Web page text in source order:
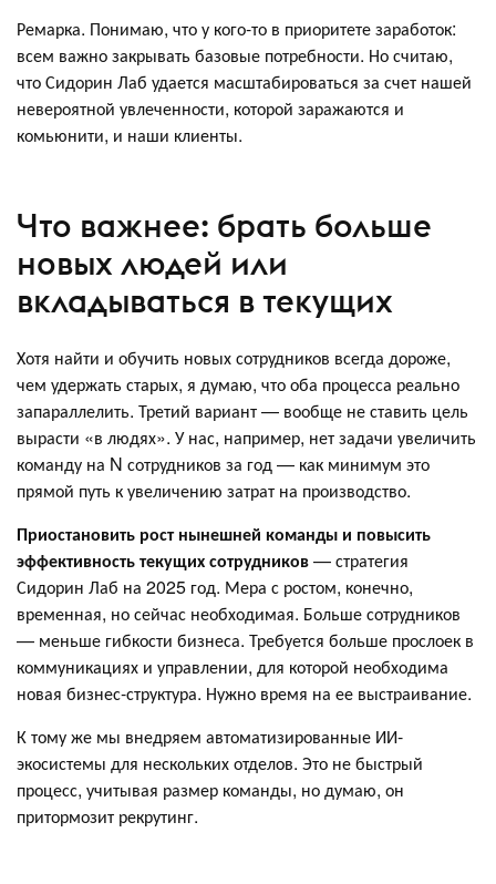
Ремарка. Понимаю, что у кого-то в приоритете заработок:
всем важно закрывать базовые потребности. Но считаю,
что Сидорин Лаб удается масштабироваться за счет нашей
невероятной увлеченности, которой заражаются и
комьюнити, и наши клиенты.
Что важнее: брать больше
новых людей или
вкладываться в текущих
Хотя найти и обучить новых сотрудников всегда дороже,
чем удержать старых, я думаю, что оба процесса реально
запараллелить. Третий вариант — вообще не ставить цель
вырасти «в людях». У нас, например, нет задачи увеличить
команду на N сотрудников за год — как минимум это
прямой путь к увеличению затрат на производство.
Приостановить рост нынешней команды и повысить
эффективность текущих сотрудников— стратегия
Сидорин Лаб на 2025 год. Мера с ростом, конечно,
временная, но сейчас необходимая. Больше сотрудников
— меньше гибкости бизнеса. Требуется больше прослоек в
коммуникациях и управлении, для которой необходима
новая бизнес-структура. Нужно время на ее выстраивание.
К тому же мы внедряем автоматизированные ИИ-
экосистемы для нескольких отделов. Это не быстрый
процесс, учитывая размер команды, но думаю, он
притормозит рекрутинг.